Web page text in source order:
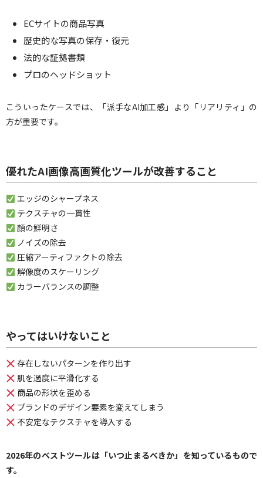
ECサイトの商品写真
歴史的な写真の保存・復元
法的な証拠書類
プロのヘッドショット
こういったケースでは、「派手なAI加工感」より「リアリティ」の
方が重要です。
優れたAI画像高画質化ツールが改善すること
エッジのシャープネス
テクスチャの一貫性
顔の鮮明さ
ノイズの除去
圧縮アーティファクトの除去
解像度のスケーリング
カラーバランスの調整
やってはいけないこと
存在しないパターンを作り出す
肌を過度に平滑化する
商品の形状を歪める
ブランドのデザイン要素を変えてしまう
不安定なテクスチャを導入する
2026年のベストツールは「いつ止まるべきか」を知っているもので
す。